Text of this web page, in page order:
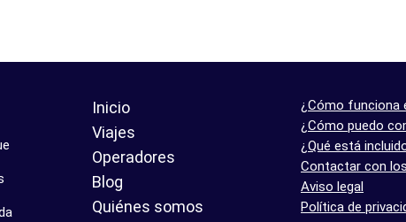
Inicio
Viajes
Operadores
Blog
Quiénes somos
¿Cómo funciona
¿Cómo puedo
¿Qué está
Contactar con
Aviso legal
Política de